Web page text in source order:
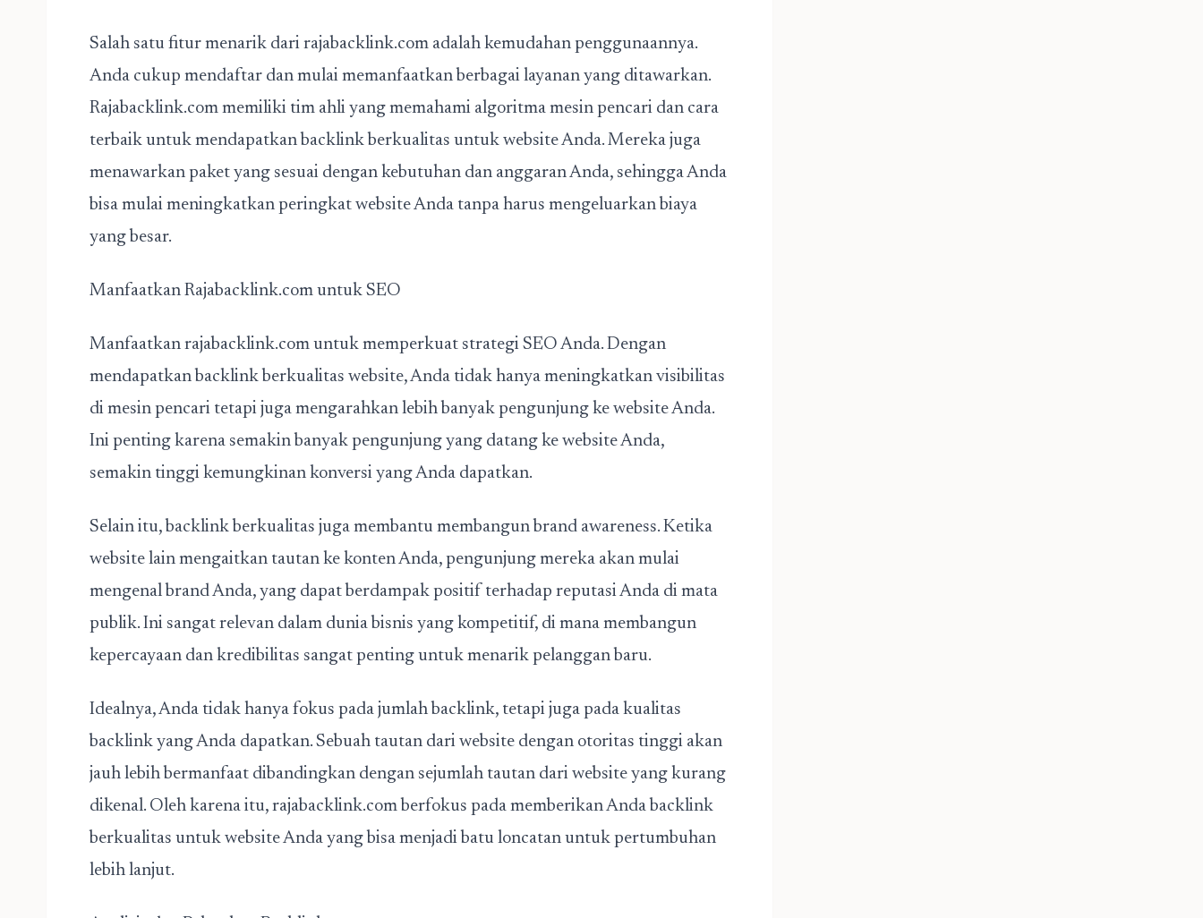
Salah satu fitur menarik dari rajabacklink.com adalah kemudahan penggunaannya.
Anda cukup mendaftar dan mulai memanfaatkan berbagai layanan yang ditawarkan.
Rajabacklink.com memiliki tim ahli yang memahami algoritma mesin pencari dan cara
terbaik untuk mendapatkan backlink berkualitas untuk websiteAnda. Mereka juga
menawarkan paket yang sesuai dengan kebutuhan dan anggaran Anda, sehingga Anda
bisa mulai meningkatkan peringkat website Anda tanpa harus mengeluarkan biaya
yang besar.
Manfaatkan Rajabacklink.com untuk SEO
Manfaatkan rajabacklink.com untuk memperkuat strategi SEO Anda. Dengan
mendapatkan backlink berkualitas website, Anda tidak hanya meningkatkan visibilitas
di mesin pencari tetapi juga mengarahkan lebih banyak pengunjung ke website Anda.
Ini penting karena semakin banyak pengunjung yang datang ke website Anda,
semakin tinggi kemungkinan konversi yang Anda dapatkan.
Selain itu, backlink berkualitas juga membantu membangun brand awareness. Ketika
website lain mengaitkan tautan ke konten Anda, pengunjung mereka akan mulai
mengenal brand Anda, yang dapat berdampak positif terhadap reputasi Anda di mata
publik. Ini sangat relevan dalam dunia bisnis yang kompetitif, di mana membangun
kepercayaan dan kredibilitas sangat penting untuk menarik pelanggan baru.
Idealnya, Anda tidak hanya fokus pada jumlah backlink, tetapi juga pada kualitas
backlink yang Anda dapatkan. Sebuah tautan dari website dengan otoritas tinggi akan
jauh lebih bermanfaat dibandingkan dengan sejumlah tautan dari website yang kurang
dikenal. Oleh karena itu, rajabacklink.com berfokus pada memberikan Anda backlink
berkualitas untuk website Anda yang bisa menjadi batu loncatan untuk pertumbuhan
lebih lanjut.